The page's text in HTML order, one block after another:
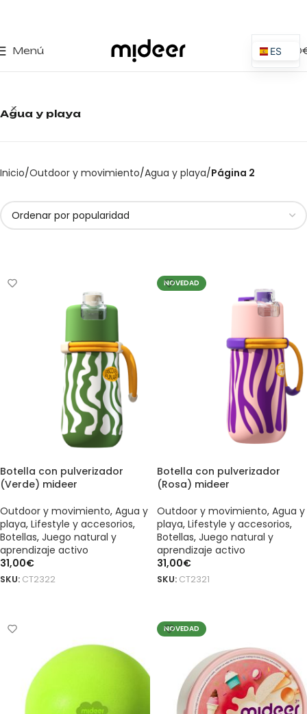
Menú 0,00
Agua y playa
Inicio Outdoor y movimiento Agua y playa Página 2
Botella con pulverizador
(Verde) mideer
Outdoor y movimiento, Agua y
playa, Lifestyle y accesorios,
Botellas, Juego natural y
aprendizaje activo
31,00€
SKU: CT2322
NOVEDAD
Botella con pulverizador
(Rosa) mideer
Outdoor y movimiento, Agua y
playa, Lifestyle y accesorios,
Botellas, Juego natural y
aprendizaje activo
31,00€
SKU: CT2321
NOVEDAD
ES
EN